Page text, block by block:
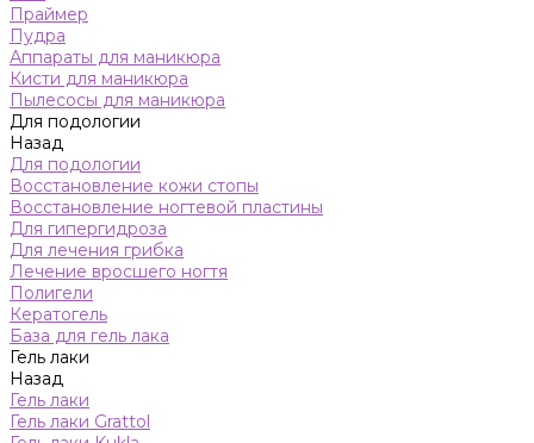
Праймер
Пудра
Аппараты для маникюра
Кисти для маникюра
Пылесосы для маникюра
Для подологии
Назад
Для подологии
Восстановление кожи стопы
Восстановление ногтевой пластины
Для гипергидроза
Для лечения грибка
Лечение вросшего ногтя
Полигели
Кератогель
База для гель лака
Гель лаки
Назад
Гель лаки
Гель лаки Grattol